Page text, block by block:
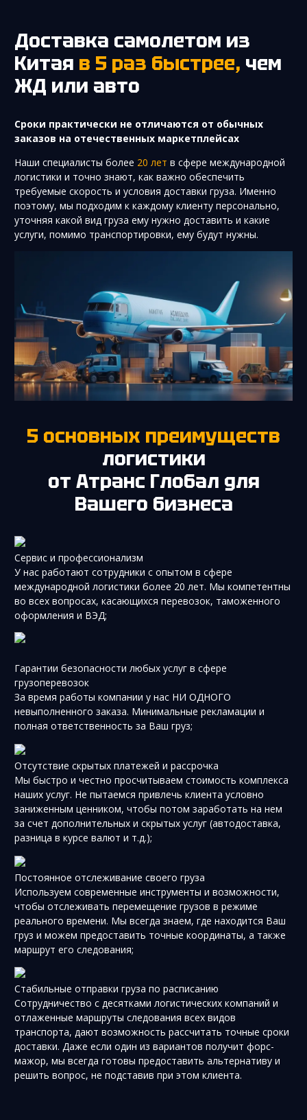
Доставка самолетом из
Китая в 5 раз быстрее, чем
ЖД или авто
Cроки практически не отличаются от обычных
заказов на отечественных маркетплейсах
Наши специалисты более 20 лет в сфере международной
логистики и точно знают, как важно обеспечить
требуемые скорость и условия доставки груза. Именно
поэтому, мы подходим к каждому клиенту персонально,
уточняя какой вид груза ему нужно доставить и какие
услуги, помимо транспортировки, ему будут нужны.
5 основных преимуществ
логистики
от Атранс Глобал для
Вашего бизнеса
Сервис и профессионализм
У нас работают сотрудники с опытом в сфере
международной логистики более 20 лет. Мы компетентны
во всех вопросах, касающихся перевозок, таможенного
оформления и ВЭД;
Гарантии безопасности любых услуг в сфере
грузоперевозок
За время работы компании у нас НИ ОДНОГО
невыполненного заказа. Минимальные рекламации и
полная ответственность за Ваш груз;
Отсутствие скрытых платежей и рассрочка
Мы быстро и честно просчитываем стоимость комплекса
наших услуг. Не пытаемся привлечь клиента условно
заниженным ценником, чтобы потом заработать на нем
за счет дополнительных и скрытых услуг (автодоставка,
разница в курсе валют и т.д.);
Постоянное отслеживание своего груза
Используем современные инструменты и возможности,
чтобы отслеживать перемещение грузов в режиме
реального времени. Мы всегда знаем, где находится Ваш
груз и можем предоставить точные координаты, а также
маршрут его следования;
Стабильные отправки груза по расписанию
Сотрудничество с десятками логистических компаний и
отлаженные маршруты следования всех видов
транспорта, дают возможность рассчитать точные сроки
доставки. Даже если один из вариантов получит форс-
мажор, мы всегда готовы предоставить альтернативу и
решить вопрос, не подставив при этом клиента.